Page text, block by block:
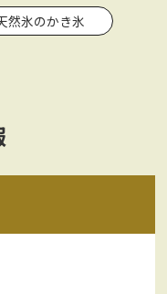
然氷のかき氷